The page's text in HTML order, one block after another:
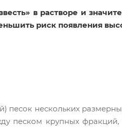
в растворе и
риск появления
песок нескольких
песком крупных фракций,